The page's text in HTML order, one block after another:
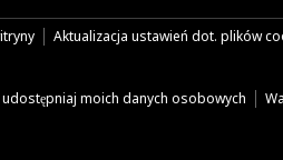
Aktualizacja ustawień dot. plików
moich danych osobowych